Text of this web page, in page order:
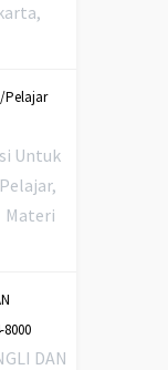
Pelajar
Untuk
Materi
8000
DAN